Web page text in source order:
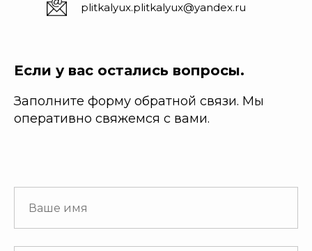
plitkalyux.plitkalyux@yandex.ru
Если у вас остались вопросы.
Заполните форму обратной связи. Мы
оперативно свяжемся с вами.